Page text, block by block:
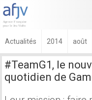
Actualités 2014 août
#TeamG1, le
quotidien de